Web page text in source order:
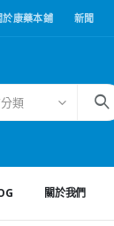
於康藥本鋪 新聞
類
關於我們